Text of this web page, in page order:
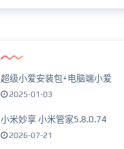
超级小爱安装包+电脑端小爱
2025-01-03
小米妙享 小米管家5.8.0.74
2026-07-21